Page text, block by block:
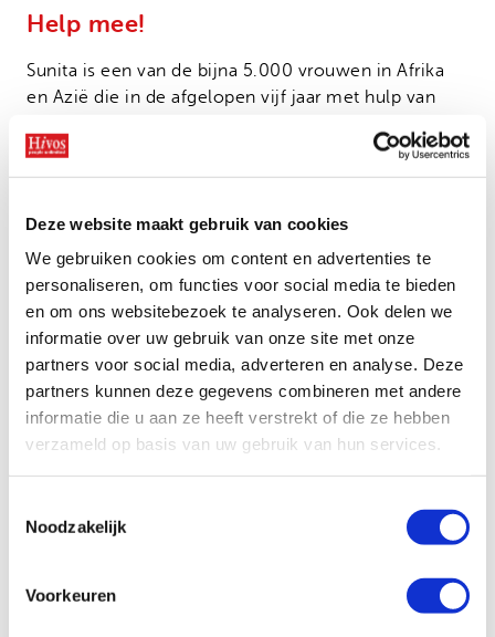
Deze website maakt gebruik van cookies
We gebruiken cookies om content en advertenties te
personaliseren, om functies voor social media te bieden
en om ons websitebezoek te analyseren. Ook delen we
informatie over uw gebruik van onze site met onze
partners voor social media, adverteren en analyse. Deze
partners kunnen deze gegevens combineren met andere
informatie die u aan ze heeft verstrekt of die ze hebben
verzameld op basis van uw gebruik van hun services.
Noodzakelijk
Voorkeuren
Help mee!
Sunita is een van de bijna 5.000 vrouwen in Afrika
en Azië die in de afgelopen vijf jaar met hulp van
Met hun duurzame ondernemingen werken deze
vrouwen aan een schonere wereld. En zijn ze een
omgeving.
Door de coronapandemie dreigt dat allemaal in te
storten. Met ons Solidariteitsfonds we ervoor dat
Sunita en andere ondernemende vrouwen de crisis
Zij maken het verschil in de strijd tegen
ongelijkheid én klimaatverandering. Help je mee?
Bekijk ook
Everlyne heeft een eigen